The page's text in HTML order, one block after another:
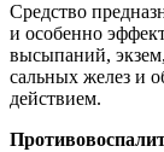
Средство
и особенно
высыпаний,
сальных желез и
действием.